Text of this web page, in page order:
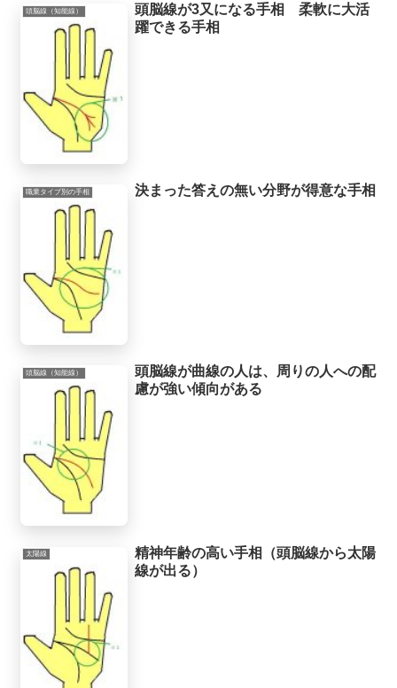
頭脳線（知能線）
頭脳線が3又になる手相 柔軟に大活
躍できる手相
職業タイプ別の手相 決まった答えの無い分野が得意な手相
頭脳線（知能線）
頭脳線が曲線の人は、周りの人への配
慮が強い傾向がある
太陽線
精神年齢の高い手相（頭脳線から太陽
線が出る）